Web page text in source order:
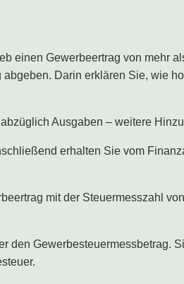
einen Gewerbeertrag von mehr
Darin erklären Sie, wie
Ausgaben – weitere
erhalten Sie vom
mit der Steuermesszahl
den Gewerbesteuermessbetrag.